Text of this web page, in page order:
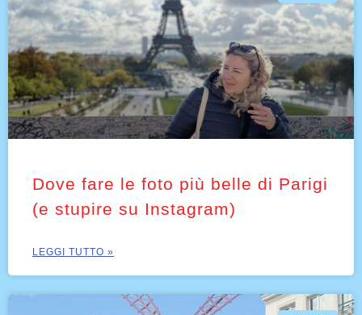
Dove fare le foto più belle di Parigi
(e stupire su Instagram)
LEGGI TUTTO »